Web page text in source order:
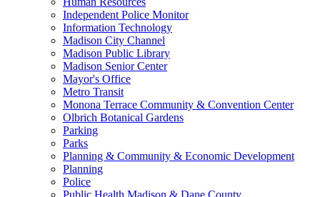
Independent Police Monitor
Information Technology
Madison City Channel
Madison Public Library
Madison Senior Center
Mayor's Office
Metro Transit
Monona Terrace Community & Convention Center
Olbrich Botanical Gardens
Parking
Parks
Planning & Community & Economic Development
Planning
Police
Public Health Madison & Dane County